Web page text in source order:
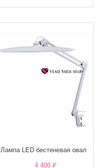
Лампа LED бестеневая овал
4 400 ₽